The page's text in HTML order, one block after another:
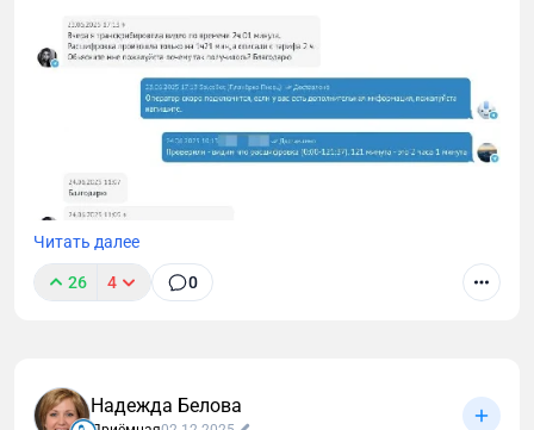
Мне в поддержку недавно написали, что я
Читать далее
26 4 0
Надежда Белова